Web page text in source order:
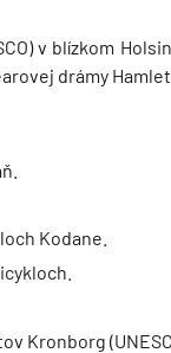
v blízkom
drámy
Kodane.
Kronborg